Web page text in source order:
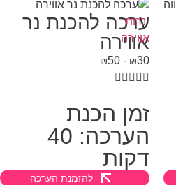
נרות
אווירה
ערכה להכנת נר
אווירה
₪30
-
₪50
   
זמן הכנת
הערכה: 40
דקות
להזמנת הערכה